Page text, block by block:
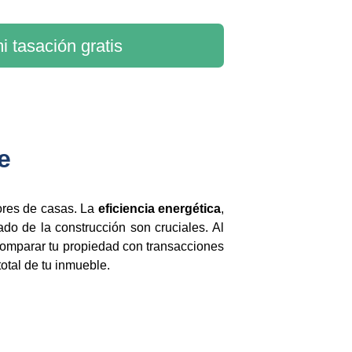
tasación gratis
de casas. La eficiencia energética,
de la construcción son cruciales. Al
tu propiedad con transacciones
de tu inmueble.